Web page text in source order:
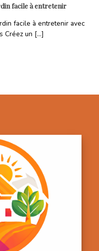
facile à entretenir
facile à entretenir avec
Créez un [...]